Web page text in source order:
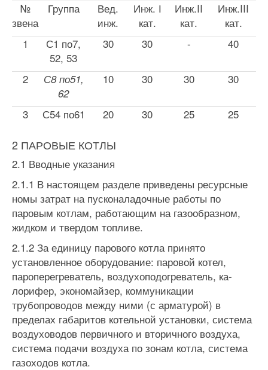
№
звена
Группа
Вед.
инж.
Инж. І
кат.
Инж.II
кат.
Инж.III
кат.
1
С1 по7,
52, 53
30 30 - 40
2
С8 по51,
62
10 30 30 30
3 С54 по61 20 30 25 25
2 ПАРОВЫЕ КОТЛЫ
2.1 Вводные указания
2.1.1 В настоящем разделе приведены ресурсные
номы затрат на пусконаладочные работы по
паровым котлам, работающим на газооб­разном,
жидком и твердом топливе.
2.1.2 За единицу парового котла принято
установленное оборудо­вание: паровой котел,
пароперегреватель, воздухоподогреватель, ка­
лорифер, экономайзер, коммуникации
трубопроводов между ними (с арматурой) в
пределах габаритов котельной установки, система
возду­ховодов первичного и вторичного воздуха,
система подачи воздуха по зонам котла, система
газоходов котла.